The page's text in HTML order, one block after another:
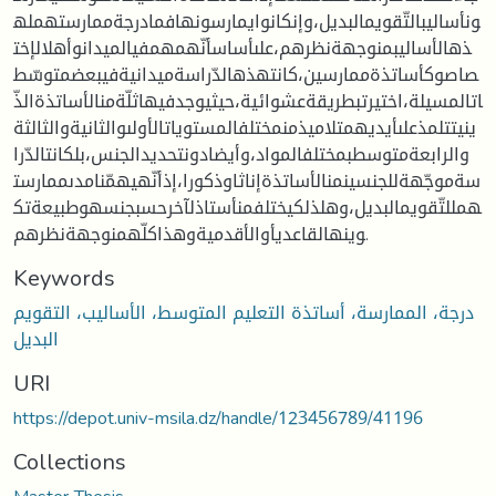
ونأساليبالتّقويمالبديل،وإنكانوايمارسونهافمادرجةممارستهمله
ذهالأساليبمنوجهةنظرهم،علىأساسأنّهمهمفيالميدانوأهلالإخت
صاصوكأساتذةممارسين،كانتهذهالدّراسةميدانيةفيبعضمتوسّط
اتالمسيلة،اختيرتبطريقةعشوائية،حيثيوجدفيهاثلّةمنالأساتذةالذّ
ينيتتلمذعلىأيديهمتلاميذمنمختلفالمستوياتالأولىوالثانيةوالثالثة
والرابعةمتوسطبمختلفالمواد،وأيضادونتحديدالجنس،بلكانتالدّرا
سةموجّهةللجنسينمنالأساتذةإناثاوذكورا،إذأنّهيهمّنامدىممارست
همللتّقويمالبديل،وهلذلكيختلفمنأستاذلآخرحسبجنسهوطبيعةتك
وينهالقاعديأوالأقدميةوهذاكلّهمنوجهةنظرهم.
Keywords
درجة، الممارسة، أساتذة التعليم المتوسط، الأساليب، التقويم
البديل
URI
https://depot.univ-msila.dz/handle/123456789/41196
Collections